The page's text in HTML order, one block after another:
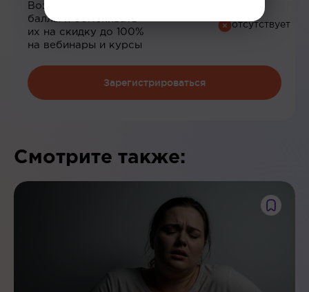
Возможность зарабатывать
баллы и обменивать
их на скидку до 100%
на вебинары и курсы
Зарегистрироваться
Смотрите также: